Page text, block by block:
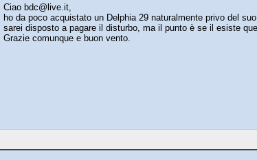
Ciao bdc@live.it,
ho da poco acquistato un Delphia 29 naturalmente privo del
sarei disposto a pagare il disturbo, ma il punto è se il esiste
Grazie comunque e buon vento.